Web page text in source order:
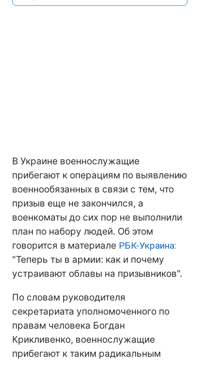
В Украине военнослужащие
прибегают к операциям по выявлению
военнообязанных в связи с тем, что
призыв еще не закончился, а
военкоматы до сих пор не выполнили
план по набору людей. Об этом
говорится в материале РБК-Украина:
"Теперь ты в армии: как и почему
устраивают облавы на призывников".
По словам руководителя
секретариата уполномоченного по
правам человека Богдан
Крикливенко, военнослужащие
прибегают к таким радикальным